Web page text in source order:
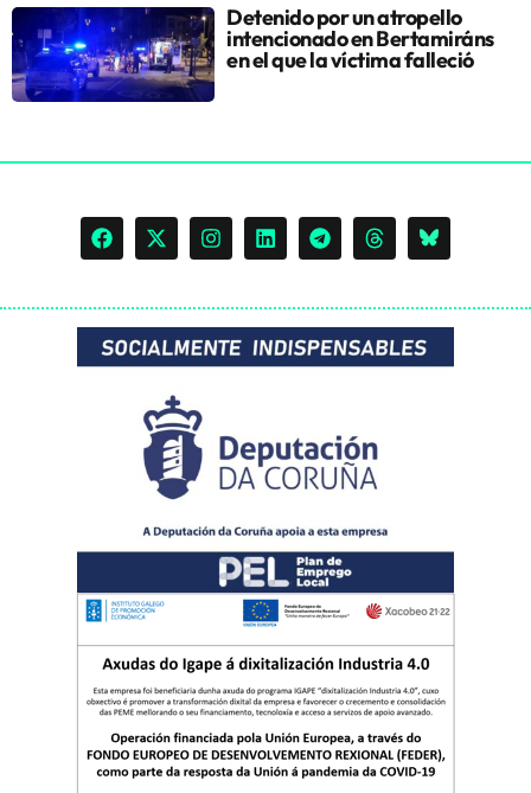
Detenido por un atropello
intencionado en Bertamiráns
en el que la víctima falleció